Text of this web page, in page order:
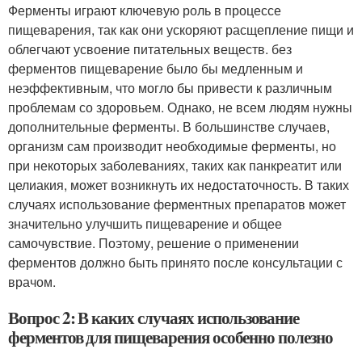
Ферменты играют ключевую роль в процессе
пищеварения, так как они ускоряют расщепление пищи и
облегчают усвоение питательных веществ. без
ферментов пищеварение было бы медленным и
неэффективным, что могло бы привести к различным
проблемам со здоровьем. Однако, не всем людям нужны
дополнительные ферменты. В большинстве случаев,
организм сам производит необходимые ферменты, но
при некоторых заболеваниях, таких как панкреатит или
целиакия, может возникнуть их недостаточность. В таких
случаях использование ферментных препаратов может
значительно улучшить пищеварение и общее
самочувствие. Поэтому, решение о применении
ферментов должно быть принято после консультации с
врачом.
Вопрос 2: В каких случаях использование
ферментов для пищеварения особенно полезно